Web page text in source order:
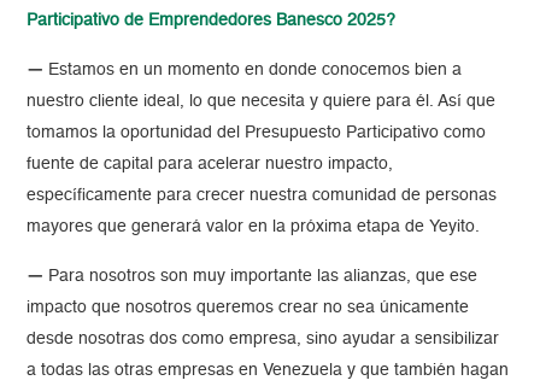
Participativo de Emprendedores Banesco 2025?
— Estamos en un momento en donde conocemos bien a
nuestro cliente ideal, lo que necesita y quiere para él. Así que
tomamos la oportunidad del Presupuesto Participativo como
fuente de capital para acelerar nuestro impacto,
específicamente para crecer nuestra comunidad de personas
mayores que generará valor en la próxima etapa de Yeyito.
— Para nosotros son muy importante las alianzas, que ese
impacto que nosotros queremos crear no sea únicamente
desde nosotras dos como empresa, sino ayudar a sensibilizar
a todas las otras empresas en Venezuela y que también hagan